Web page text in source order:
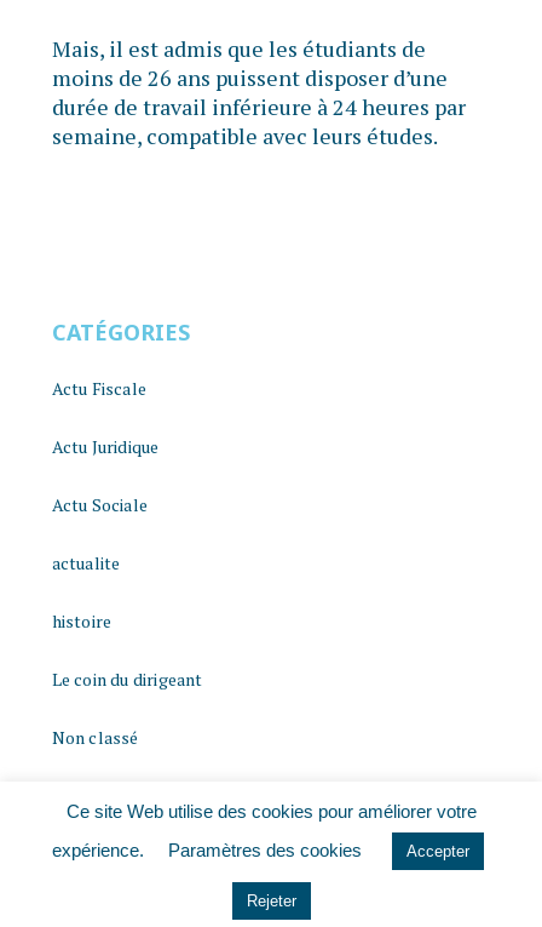
Mais, il est admis que les étudiants de
moins de 26 ans puissent disposer d’une
durée de travail inférieure à 24 heures par
semaine, compatible avec leurs études.
CATÉGORIES
Actu Fiscale
Actu Juridique
Actu Sociale
actualite
histoire
Le coin du dirigeant
Non classé
Ce site Web utilise des cookies pour améliorer votre
expérience.
Paramètres des cookies Accepter
Rejeter